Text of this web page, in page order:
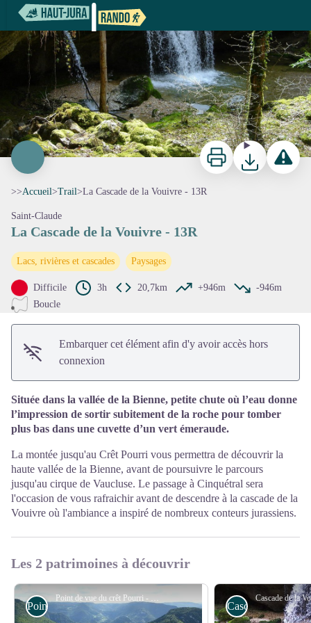
La Cascade de la Vouivre - 13R
La Cascade de la Vouivre - Jacky Muyard
ImprimerTéléchargerSignaler
>>Accueil>Trail>La Cascade de la Vouivre - 13R
Saint-Claude
La Cascade de la Vouivre - 13R
Lacs, rivières et cascades Paysages
Difficile 3h 20,7km +946m
-946m
Boucle
Embarquer cet élément afin d'y avoir accès hors
connexion
Située dans la vallée de la Bienne, petite chute où l’eau donne
l’impression de sortir subitement de la roche pour tomber
plus bas dans une cuvette d’un vert émeraude.
La montée jusqu'au Crêt Pourri vous permettra de découvrir la
haute vallée de la Bienne, avant de poursuivre le parcours
jusqu'au cirque de Vaucluse. Le passage à Cinquétral sera
l'occasion de vous rafraichir avant de descendre à la cascade de la
Vouivre où l'ambiance a inspiré de nombreux conteurs jurassiens.
Les 2 patrimoines à découvrir
Point de vue du crêt Pourri - François Gibon
Point de vue Cascades